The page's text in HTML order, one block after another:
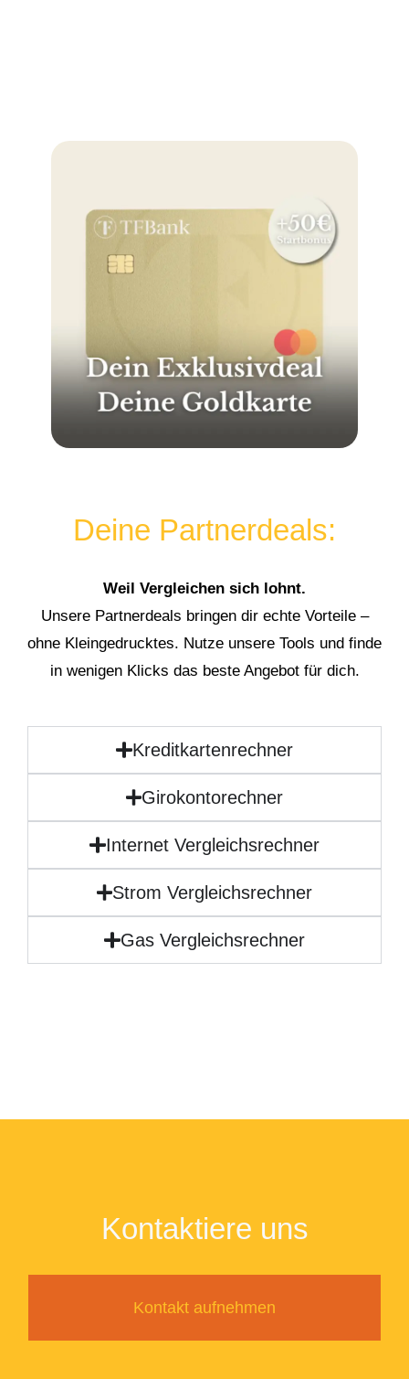
Deine Partnerdeals:
Weil Vergleichen sich lohnt.
Unsere Partnerdeals bringen dir echte Vorteile –
ohne Kleingedrucktes. Nutze unsere Tools und finde
in wenigen Klicks das beste Angebot für dich.
Kreditkartenrechner
Girokontorechner
Internet Vergleichsrechner
Strom Vergleichsrechner
Gas Vergleichsrechner
Kontaktiere uns
Kontakt aufnehmen